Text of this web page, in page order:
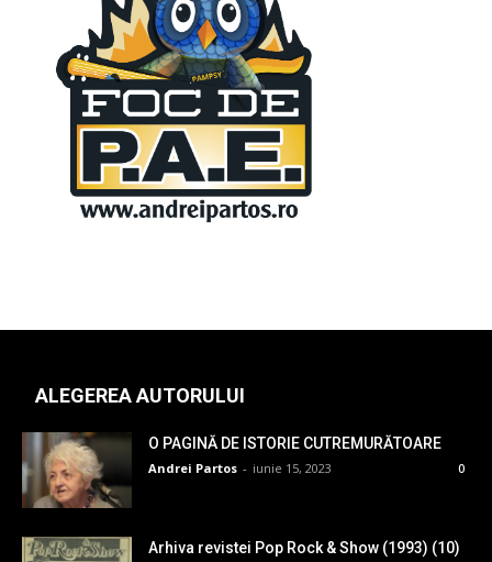
ALEGEREA AUTORULUI
O PAGINĂ DE ISTORIE CUTREMURĂTOARE
Andrei Partos - iunie 15, 2023 0
Arhiva revistei Pop Rock & Show (1993) (10)